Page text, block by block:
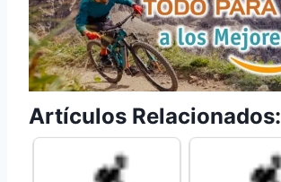
Artículos Relacionados: